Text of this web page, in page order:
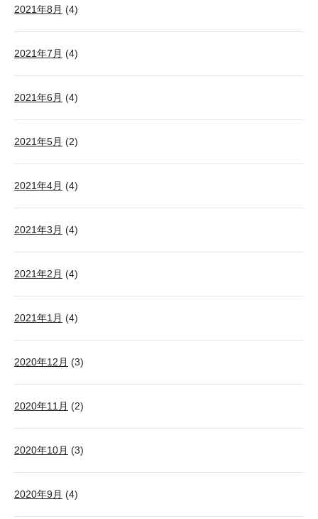
2021年8月 (4)
2021年7月 (4)
2021年6月 (4)
2021年5月 (2)
2021年4月 (4)
2021年3月 (4)
2021年2月 (4)
2021年1月 (4)
2020年12月 (3)
2020年11月 (2)
2020年10月 (3)
2020年9月 (4)